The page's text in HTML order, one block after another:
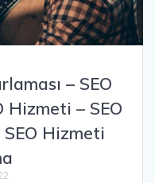
– SEO
Hizmeti – SEO
Hizmeti